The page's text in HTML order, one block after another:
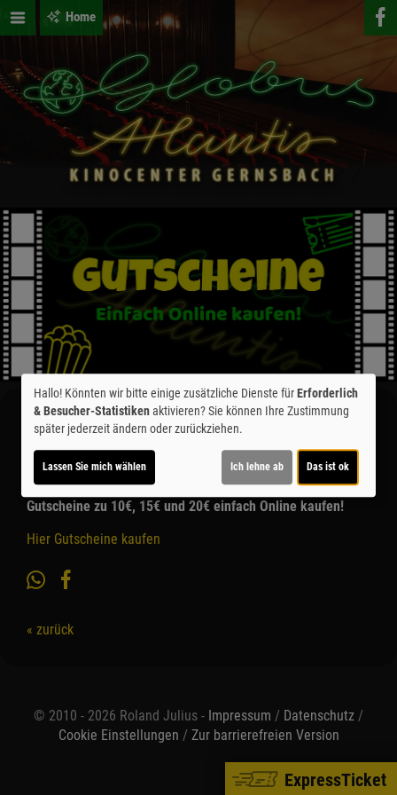
ExpressTicket
Home
Event
Online Kinogutscheine
Gutscheine zu 10€, 15€ und 20€ einfach Online kaufen!
Hier Gutscheine kaufen
« zurück
© 2010 - 2026 Roland Julius - Impressum / Datenschutz /
Cookie Einstellungen / Zur barrierefreien Version
Hallo! Könnten wir bitte einige zusätzliche Dienste fürErforderlich
& Besucher-Statistikenaktivieren? Sie können Ihre Zustimmung
später jederzeit ändern oder zurückziehen.
Lassen Sie mich wählen Ich lehne ab Das ist ok